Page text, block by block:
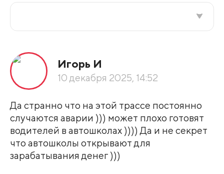
По рейтингу
Развернуть все
Игорь И
10 декабря 2025, 14:52
Да странно что на этой трассе постоянно
случаются аварии ))) может плохо готовят
водителей в автошколах )))) Да и не секрет
что автошколы открывают для
зарабатывания денег )))